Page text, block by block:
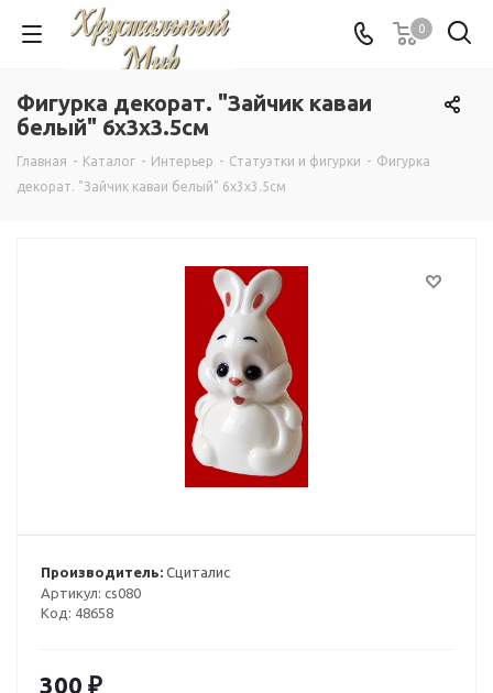
0
Фигурка декорат. "Зайчик каваи
белый" 6х3х3.5см
Главная - Каталог - Интерьер - Статуэтки и фигурки - Фигурка
декорат. "Зайчик каваи белый" 6х3х3.5см
Производитель: Сциталис
Артикул: cs080
Код: 48658
300 ₽